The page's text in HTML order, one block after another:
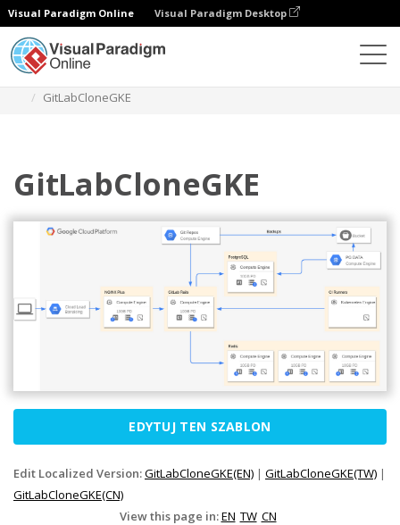
Visual Paradigm Online Visual Paradigm Desktop
GitLabCloneGKE
GitLabCloneGKE
EDYTUJ TEN SZABLON
Edit Localized Version:GitLabCloneGKE(EN) | GitLabCloneGKE(TW) |
GitLabCloneGKE(CN)
View this page in:EN TW CN